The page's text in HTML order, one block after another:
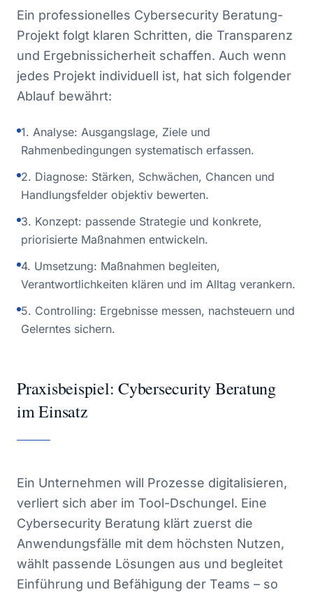
Ein professionelles Cybersecurity Beratung-
Projekt folgt klaren Schritten, die Transparenz
und Ergebnissicherheit schaffen. Auch wenn
jedes Projekt individuell ist, hat sich folgender
Ablauf bewährt:
1. Analyse: Ausgangslage, Ziele und
Rahmenbedingungen systematisch erfassen.
2. Diagnose: Stärken, Schwächen, Chancen und
Handlungsfelder objektiv bewerten.
3. Konzept: passende Strategie und konkrete,
priorisierte Maßnahmen entwickeln.
4. Umsetzung: Maßnahmen begleiten,
Verantwortlichkeiten klären und im Alltag verankern.
5. Controlling: Ergebnisse messen, nachsteuern und
Gelerntes sichern.
Praxisbeispiel: Cybersecurity Beratung
im Einsatz
Ein Unternehmen will Prozesse digitalisieren,
verliert sich aber im Tool-Dschungel. Eine
Cybersecurity Beratung klärt zuerst die
Anwendungsfälle mit dem höchsten Nutzen,
wählt passende Lösungen aus und begleitet
Einführung und Befähigung der Teams – so